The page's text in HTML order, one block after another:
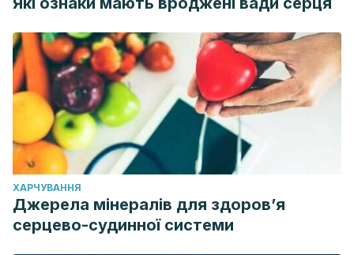
ХАРЧУВАННЯ
Джерела мінералів для здоров’я
серцево-судинної системи